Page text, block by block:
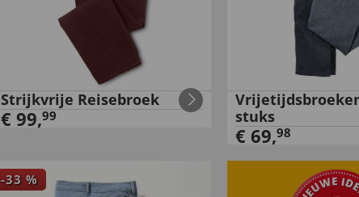
Strijkvrije Reisebroek
€ 99,99
stuks
€ 69,98
-33 %